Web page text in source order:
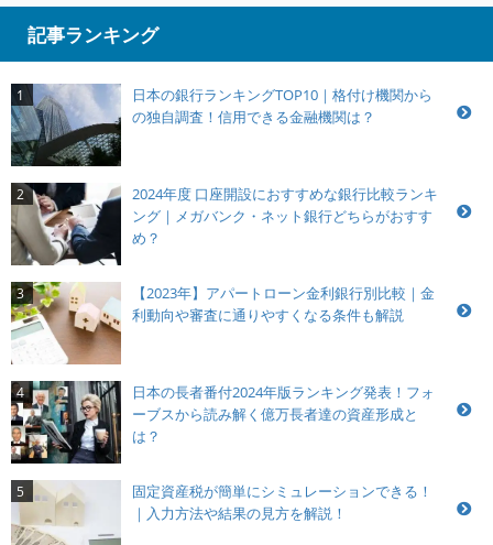
記事ランキング
1
日本の銀行ランキングTOP10｜格付け機関から
の独自調査！信用できる金融機関は？
2
2024年度 口座開設におすすめな銀行比較ランキ
ング｜メガバンク・ネット銀行どちらがおすす
め？
3
【2023年】アパートローン金利銀行別比較｜金
利動向や審査に通りやすくなる条件も解説
4
日本の長者番付2024年版ランキング発表！フォ
ーブスから読み解く億万長者達の資産形成と
は？
5
固定資産税が簡単にシミュレーションできる！
｜入力方法や結果の見方を解説！